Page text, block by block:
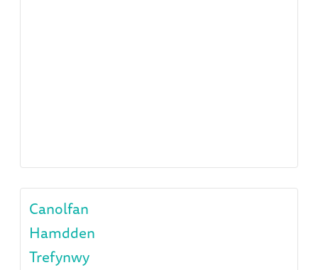
Canolfan
Hamdden
Trefynwy